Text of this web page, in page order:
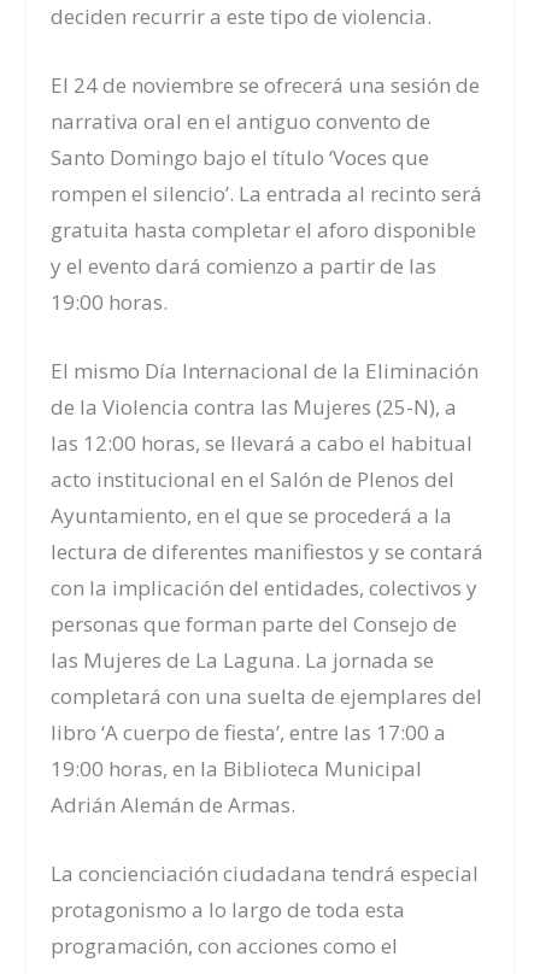
deciden recurrir a este tipo de violencia.
El 24 de noviembre se ofrecerá una sesión de
narrativa oral en el antiguo convento de
Santo Domingo bajo el título ‘Voces que
rompen el silencio’. La entrada al recinto será
gratuita hasta completar el aforo disponible
y el evento dará comienzo a partir de las
19:00 horas.
El mismo Día Internacional de la Eliminación
de la Violencia contra las Mujeres (25-N), a
las 12:00 horas, se llevará a cabo el habitual
acto institucional en el Salón de Plenos del
Ayuntamiento, en el que se procederá a la
lectura de diferentes manifiestos y se contará
con la implicación del entidades, colectivos y
personas que forman parte del Consejo de
las Mujeres de La Laguna. La jornada se
completará con una suelta de ejemplares del
libro ‘A cuerpo de fiesta’, entre las 17:00 a
19:00 horas, en la Biblioteca Municipal
Adrián Alemán de Armas.
La concienciación ciudadana tendrá especial
protagonismo a lo largo de toda esta
programación, con acciones como el